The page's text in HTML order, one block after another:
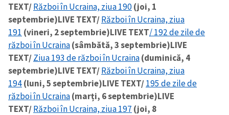
TEXT/Război în Ucraina, ziua 190(joi, 1
septembrie)LIVE TEXT/Război în Ucraina, ziua
191 (vineri, 2 septembrie)LIVE TEXT/ 192 de zile de
război în Ucraina(sâmbătă, 3 septembrie)LIVE
TEXT/Ziua 193 de război în Ucraina(duminică, 4
septembrie)LIVE TEXT/Război în Ucraina, ziua
194(luni, 5 septembrie)LIVE TEXT/195 de zile de
război în Ucraina(marți, 6 septembrie)LIVE
TEXT/Război în Ucraina, ziua 197 (joi, 8